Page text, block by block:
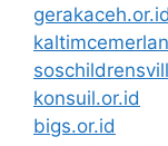
gerakaceh.or.id
konsuil.or.id
bigs.or.id